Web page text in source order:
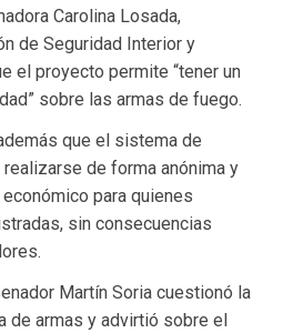
Carolina Losada,
de Seguridad Interior y
el proyecto permite “tener un
sobre las armas de fuego.
que el sistema de
de forma anónima y
para quienes
sin consecuencias
Martín Soria cuestionó la
de armas y advirtió sobre el